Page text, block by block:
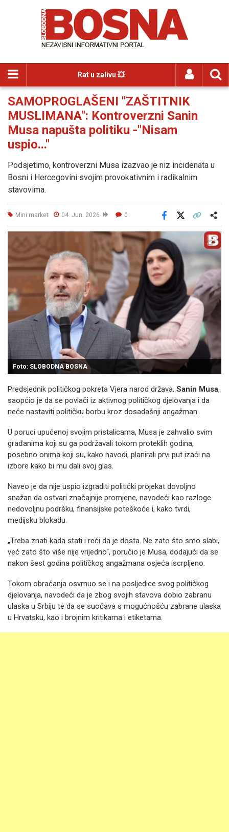
Rat u zalivu 💥
SAMOPROGLAŠENI "ZAŠTITNIK
MUSLIMANA": Kontroverzni Sanin
Musa napušta politiku -"Nisam
uspio..."
Podsjetimo, kontroverzni Musa izazvao je niz incidenata u
Bosni i Hercegovini svojim provokativnim i radikalnim
stavovima.
Mini market 04. Jun. 2026 0
Facebook
Foto: SLOBODNA BOSNA
Predsjednik političkog pokreta Vjera narod država, Sanin Musa,
saopćio je da se povlači iz aktivnog političkog djelovanja i da
neće nastaviti političku borbu kroz dosadašnji angažman.
U poruci upućenoj svojim pristalicama, Musa je zahvalio svim
građanima koji su ga podržavali tokom proteklih godina,
posebno onima koji su, kako navodi, planirali prvi put izaći na
izbore kako bi mu dali svoj glas.
Naveo je da nije uspio izgraditi politički projekat dovoljno
snažan da ostvari značajnije promjene, navodeći kao razloge
nedovoljnu podršku, finansijske poteškoće i, kako tvrdi,
medijsku blokadu.
„Treba znati kada stati i reći da je dosta. Ne zato što smo slabi,
već zato što više nije vrijedno“, poručio je Musa, dodajući da se
nakon šest godina političkog angažmana osjeća iscrpljeno.
Tokom obraćanja osvrnuo se i na posljedice svog političkog
djelovanja, navodeći da je zbog svojih stavova dobio zabranu
ulaska u Srbiju te da se suočava s mogućnošću zabrane ulaska
u Hrvatsku, kao i brojnim kritikama i etiketama.